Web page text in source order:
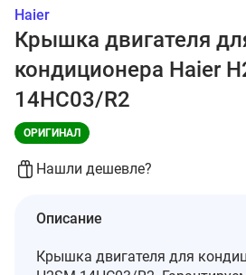
Haier
Крышка двигателя
кондиционера Haier
14HC03/R2
ОРИГИНАЛ
Нашли дешевле?
Описание
Крышка двигателя для